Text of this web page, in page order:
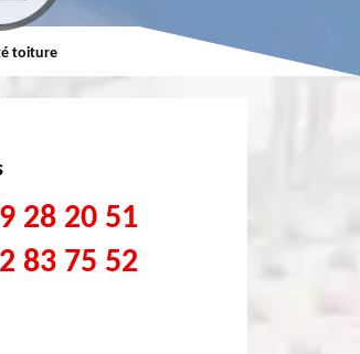
toiture Réparation de toiture
28 20 51
83 75 52